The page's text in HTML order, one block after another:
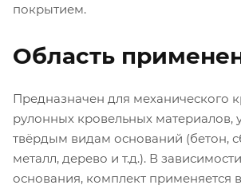
покрытием.
Область
Предназначен для механического
рулонных кровельных материалов,
твёрдым видам оснований (бетон,
металл, дерево и т.д.). В
основания, комплект применяется